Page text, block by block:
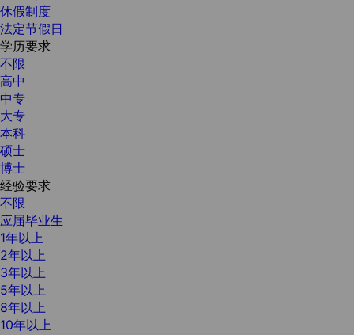
休假制度
法定节假日
学历要求
不限
高中
中专
大专
本科
硕士
博士
经验要求
不限
应届毕业生
1年以上
2年以上
3年以上
5年以上
8年以上
10年以上